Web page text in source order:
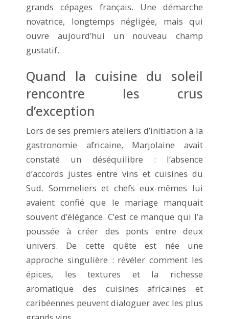
grands cépages français. Une démarche
novatrice, longtemps négligée, mais qui
ouvre aujourd’hui un nouveau champ
gustatif.
Quand la cuisine du soleil
rencontre les crus
d’exception
Lors de ses premiers ateliers d’initiation à la
gastronomie africaine, Marjolaine avait
constaté un déséquilibre : l’absence
d’accords justes entre vins et cuisines du
Sud. Sommeliers et chefs eux-mêmes lui
avaient confié que le mariage manquait
souvent d’élégance. C’est ce manque qui l’a
poussée à créer des ponts entre deux
univers. De cette quête est née une
approche singulière : révéler comment les
épices, les textures et la richesse
aromatique des cuisines africaines et
caribéennes peuvent dialoguer avec les plus